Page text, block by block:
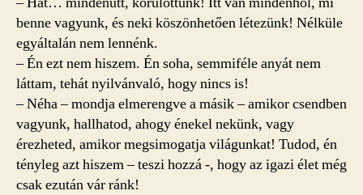
benne vagyunk, és neki köszönhetően létezünk! Nélküle
egyáltalán nem lennénk.
– Én ezt nem hiszem. Én soha, semmiféle anyát nem
láttam, tehát nyilvánvaló, hogy nincs is!
– Néha – mondja elmerengve a másik – amikor csendben
vagyunk, hallhatod, ahogy énekel nekünk, vagy
érezheted, amikor megsimogatja világunkat! Tudod, én
tényleg azt hiszem – teszi hozzá -, hogy az igazi élet még
csak ezután vár ránk!